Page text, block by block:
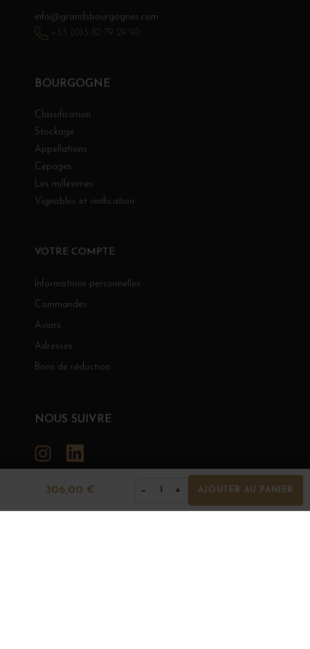
306,00 € − 1 + AJOUTER AU PANIER
BOURGOGNE
Classification
Stockage
Appellations
Cépages
Les millésimes
Vignobles et vinification
VOTRE COMPTE
Informations personnelles
Commandes
Avoirs
Adresses
Bons de réduction
info@grandsbourgognes.com
+33 (0)3 80 79 29 90
NOUS SUIVRE
Instagram